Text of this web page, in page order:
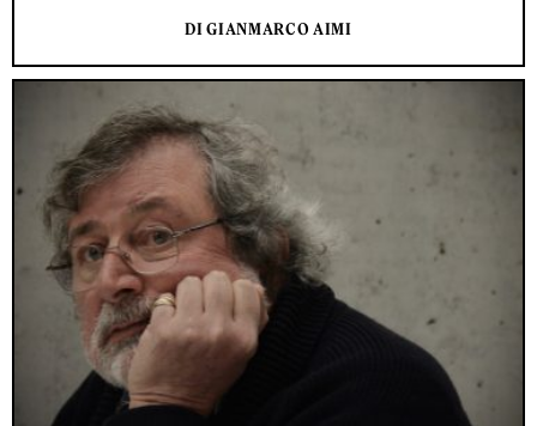
DI GIANMARCO AIMI